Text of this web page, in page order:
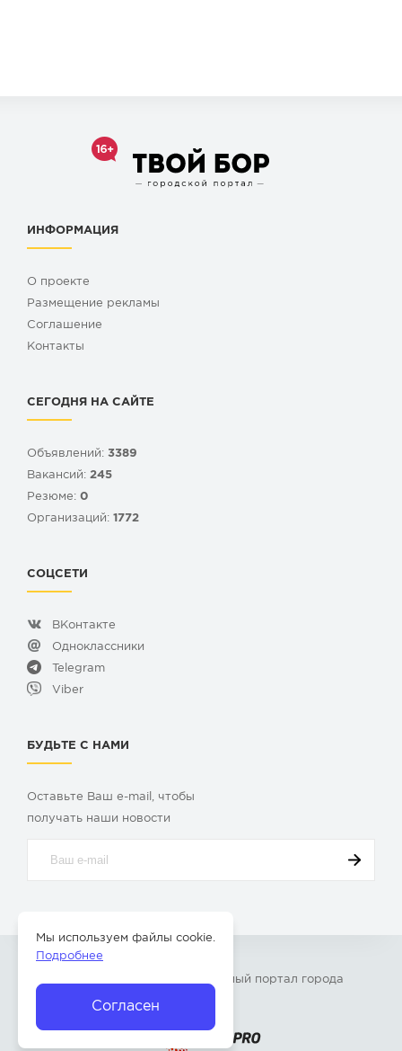
ИНФОРМАЦИЯ
О проекте
Размещение рекламы
Cоглашение
Контакты
СЕГОДНЯ НА САЙТЕ
Объявлений: 3389
Вакансий: 245
Резюме: 0
Организаций: 1772
СОЦСЕТИ
ВКонтакте
Одноклассники
Telegram
Viber
БУДЬТЕ С НАМИ
Оставьте Ваш e-mail, чтобы
получать наши новости
» – Главный портал города
Согласен
Мы используем файлы cookie.
Подробнее